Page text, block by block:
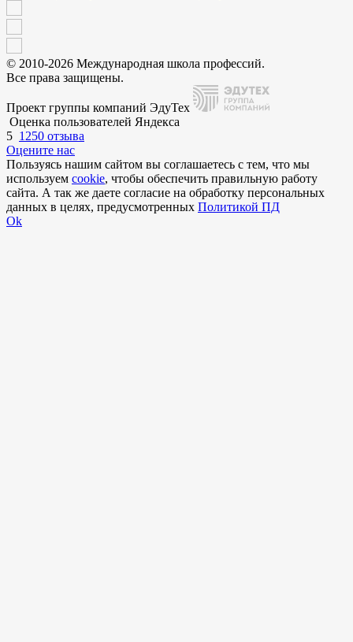
© 2010-2026 Международная школа профессий.
Все права защищены.
Проект группы компаний ЭдуТех
Оценка пользователей Яндекса
5 1250 отзыва
Оцените нас
Пользуясь нашим сайтом вы соглашаетесь с тем, что мы
используем cookie, чтобы обеспечить правильную работу
сайта. А так же даете согласие на обработку персональных
данных в целях, предусмотренных Политикой ПД
Ok